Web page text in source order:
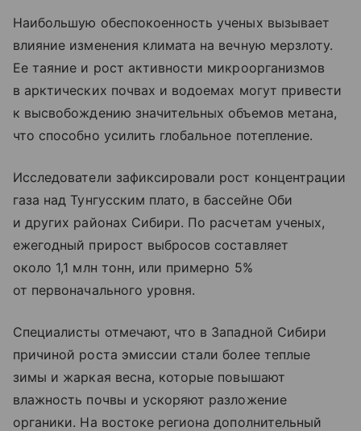
Наибольшую обеспокоенность ученых вызывает
влияние изменения климата на вечную мерзлоту.
Ее таяние и рост активности микроорганизмов
в арктических почвах и водоемах могут привести
к высвобождению значительных объемов метана,
что способно усилить глобальное потепление.
Исследователи зафиксировали рост концентрации
газа над Тунгусским плато, в бассейне Оби
и других районах Сибири. По расчетам ученых,
ежегодный прирост выбросов составляет
около 1,1 млн тонн, или примерно 5%
от первоначального уровня.
Специалисты отмечают, что в Западной Сибири
причиной роста эмиссии стали более теплые
зимы и жаркая весна, которые повышают
влажность почвы и ускоряют разложение
органики. На востоке региона дополнительный